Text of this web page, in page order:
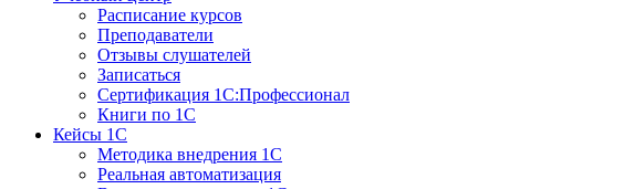
Расписание курсов
Преподаватели
Отзывы слушателей
Записаться
Сертификация 1С:Профессионал
Книги по 1С
Кейсы 1С
Методика внедрения 1С
Реальная автоматизация